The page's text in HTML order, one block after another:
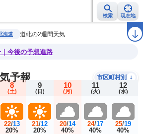
検索 現在地
地震情報 警報・注意報 ラ
海道 道北の2週間天気
今後の予想進路
予報 市区町村別
8
(土)
22/13
20%
9
(日)
21/12
20%
10
(月)
20/14
40%
11
(火)
24/17
40%
12
(水)
25/19
40%